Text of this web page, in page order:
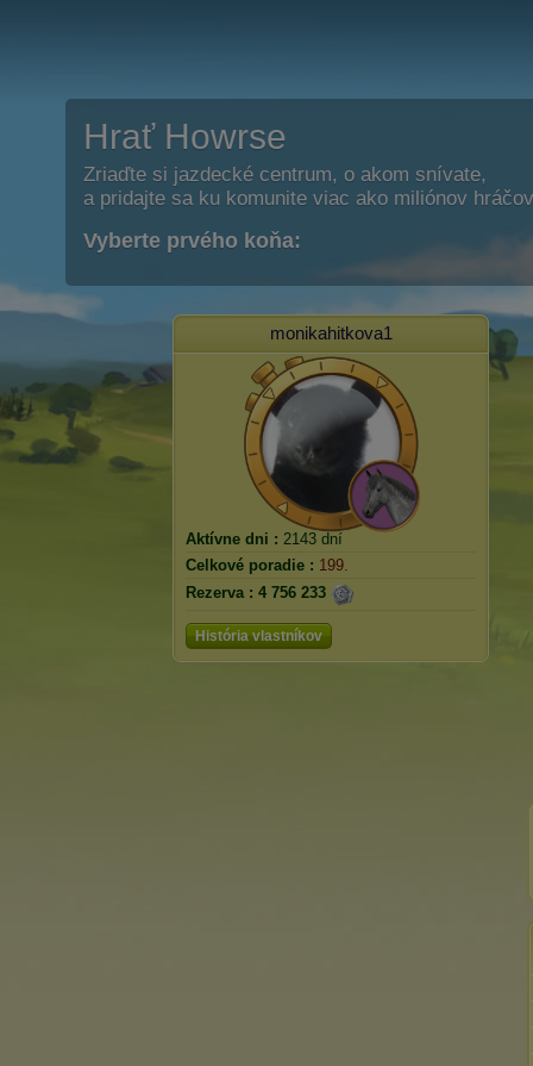
Hrať Howrse
Zriaďte si jazdecké centrum, o akom snívate,
a pridajte sa ku komunite viac ako miliónov
Vyberte prvého koňa:
monikahitkova1
Aktívne dni : 2143 dní
Celkové poradie : 199.
Rezerva : 4 756 233
História vlastníkov